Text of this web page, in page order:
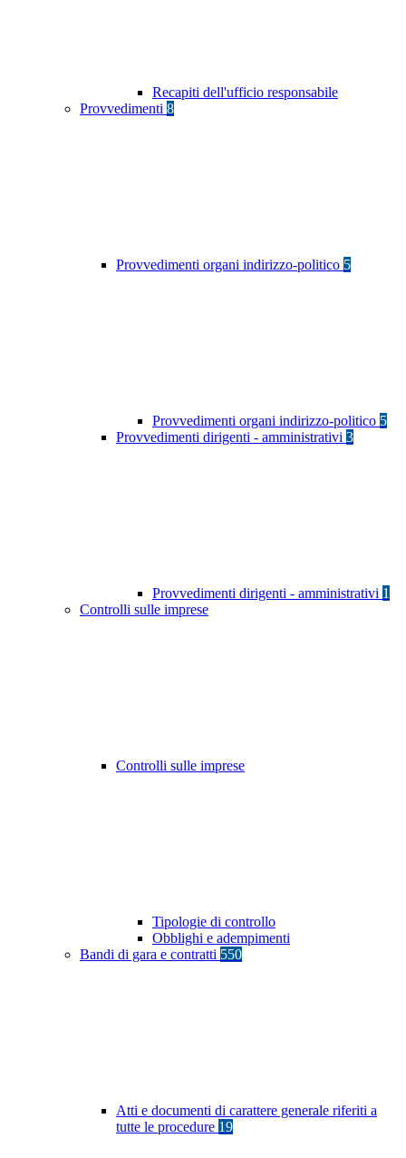
Recapiti dell'ufficio responsabile
Provvedimenti 8
Provvedimenti organi indirizzo-politico 5
Provvedimenti organi indirizzo-politico 5
Provvedimenti dirigenti - amministrativi 3
Provvedimenti dirigenti - amministrativi 1
Controlli sulle imprese
Controlli sulle imprese
Tipologie di controllo
Obblighi e adempimenti
Bandi di gara e contratti 550
Atti e documenti di carattere generale riferiti a
tutte le procedure 19